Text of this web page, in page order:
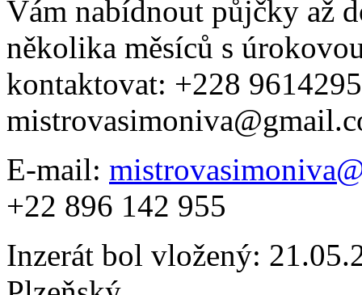
Vám nabídnout půjčky až
několika měsíců s
kontaktovat: +228
E-mail:
+22 896 142 955
Inzerát bol vložený: